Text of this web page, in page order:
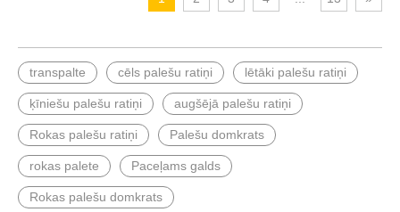
transpalte cēls palešu ratiņi lētāki palešu ratiņi
ķīniešu palešu ratiņi augšējā palešu ratiņi
Rokas palešu ratiņi Palešu domkrats
rokas palete Paceļams galds
Rokas palešu domkrats